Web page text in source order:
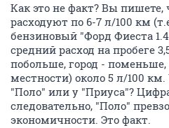
Как это не факт? Вы
расходуют по 6-7 л/100 км
бензиновый "Форд Фиеста
средний расход на пробеге
побольше, город -
местности) около 5 л/100
"Поло" или у "Приуса"?
следовательно, "Поло"
экономичности. Это факт.